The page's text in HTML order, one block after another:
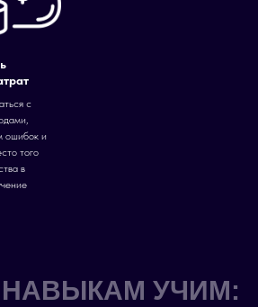
с
ошибок и
того
в
УЧИМ: